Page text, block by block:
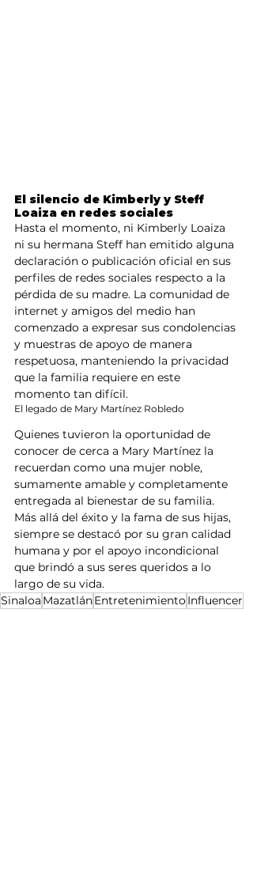
El silencio de Kimberly y Steff
Loaiza en redes sociales
Hasta el momento, ni Kimberly Loaiza
ni su hermana Steff han emitido alguna
declaración o publicación oficial en sus
perfiles de redes sociales respecto a la
pérdida de su madre. La comunidad de
internet y amigos del medio han
comenzado a expresar sus condolencias
y muestras de apoyo de manera
respetuosa, manteniendo la privacidad
que la familia requiere en este
momento tan difícil.
El legado de Mary Martínez Robledo
Quienes tuvieron la oportunidad de
conocer de cerca a Mary Martínez la
recuerdan como una mujer noble,
sumamente amable y completamente
entregada al bienestar de su familia.
Más allá del éxito y la fama de sus hijas,
siempre se destacó por su gran calidad
humana y por el apoyo incondicional
que brindó a sus seres queridos a lo
largo de su vida.
Sinaloa MazatlánEntretenimientoInfluencer